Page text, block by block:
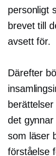
personligt
brevet till
avsett för.
Därefter
det
som läser
förståelse